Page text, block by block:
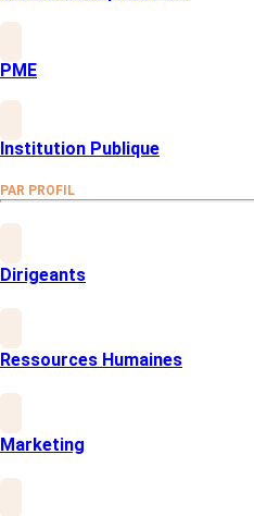
PME
Institution Publique
PAR PROFIL
Dirigeants
Ressources Humaines
Marketing
par nos experts
Programmation
quotas, avec des